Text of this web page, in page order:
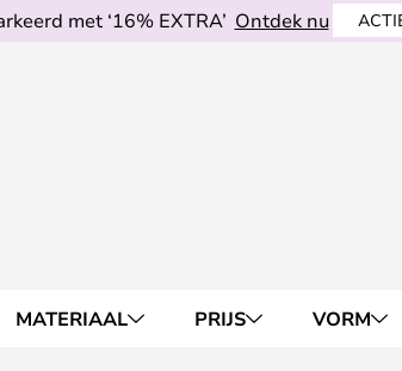
met ‘16% EXTRA’ Ontdek nu
MATERIAAL PRIJS VORM